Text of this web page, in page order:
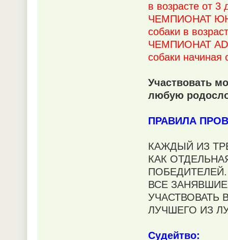
в возрасте от
ЧЕМПИОНАТ
собаки в
ЧЕМПИОНАТ
собаки начиная
Участвовать
любую
ПРАВИЛА
КАЖДЫЙ ИЗ
КАК
ВСЕ
УЧАСТВОВАТЬ
ЛУЧШЕГО ИЗ
Судейтво: